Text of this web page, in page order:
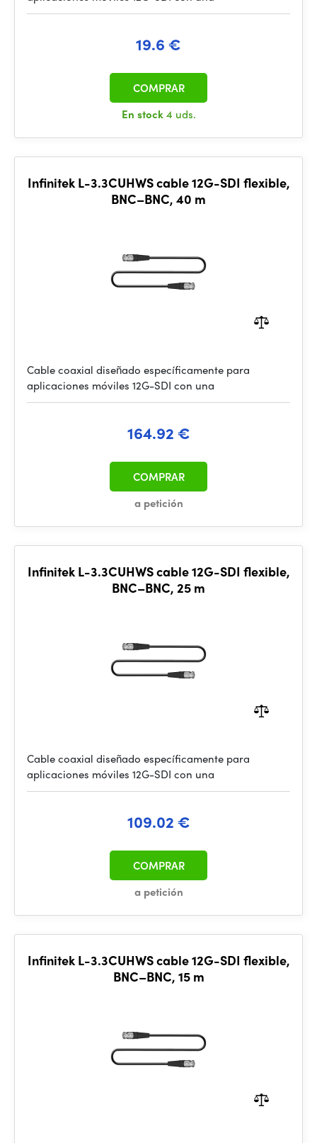
19.6 €
En stock4 uds.
COMPRAR
Infinitek L-3.3CUHWS cable 12G-SDI flexible,
BNC–BNC, 40 m
Cable coaxial diseñado específicamente para
aplicaciones móviles 12G-SDI con una
164.92 €
a petición
COMPRAR
Infinitek L-3.3CUHWS cable 12G-SDI flexible,
BNC–BNC, 25 m
Cable coaxial diseñado específicamente para
aplicaciones móviles 12G-SDI con una
109.02 €
a petición
COMPRAR
Infinitek L-3.3CUHWS cable 12G-SDI flexible,
BNC–BNC, 15 m